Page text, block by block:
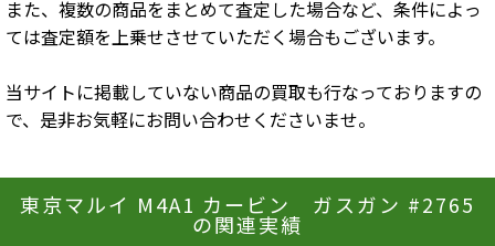
また、複数の商品をまとめて査定した場合など、条件によっ
ては査定額を上乗せさせていただく場合もございます。
当サイトに掲載していない商品の買取も行なっておりますの
で、是非お気軽にお問い合わせくださいませ。
東京マルイ M4A1 カービン ガスガン #2765
の関連実績